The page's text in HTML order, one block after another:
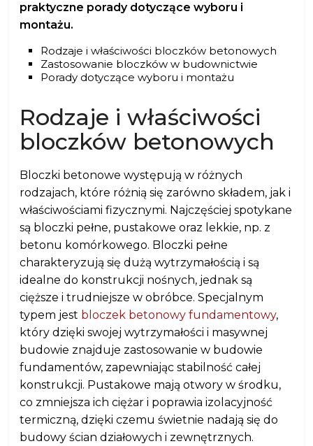
praktyczne porady dotyczące wyboru i
montażu.
Rodzaje i właściwości bloczków betonowych
Zastosowanie bloczków w budownictwie
Porady dotyczące wyboru i montażu
Rodzaje i właściwości
bloczków betonowych
Bloczki betonowe występują w różnych
rodzajach, które różnią się zarówno składem, jak i
właściwościami fizycznymi. Najczęściej spotykane
są bloczki pełne, pustakowe oraz lekkie, np. z
betonu komórkowego. Bloczki pełne
charakteryzują się dużą wytrzymałością i są
idealne do konstrukcji nośnych, jednak są
cięższe i trudniejsze w obróbce. Specjalnym
typem jest bloczek betonowy fundamentowy,
który dzięki swojej wytrzymałości i masywnej
budowie znajduje zastosowanie w budowie
fundamentów, zapewniając stabilność całej
konstrukcji. Pustakowe mają otwory w środku,
co zmniejsza ich ciężar i poprawia izolacyjność
termiczną, dzięki czemu świetnie nadają się do
budowy ścian działowych i zewnętrznych.